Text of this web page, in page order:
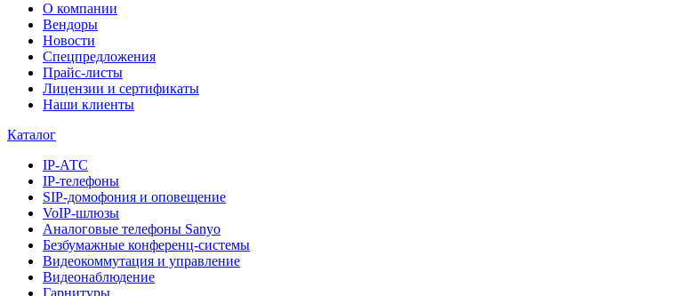
О компании
Вендоры
Новости
Спецпредложения
Прайс-листы
Лицензии и сертификаты
Наши клиенты
Каталог
IP-АТС
IP-телефоны
SIP-домофония и оповещение
VoIP-шлюзы
Аналоговые телефоны Sanyo
Безбумажные конференц-системы
Видеокоммутация и управление
Видеонаблюдение
Гарнитуры